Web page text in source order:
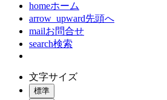
homeホーム
arrow_upward先頭へ
mailお問合せ
search検索
文字サイズ
標準